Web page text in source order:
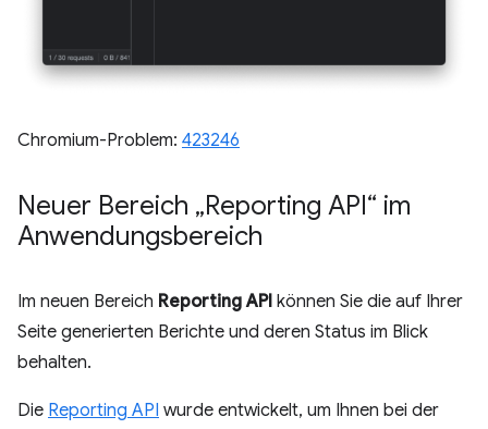
Chromium-Problem: 423246
Neuer Bereich „Reporting API“ im
Anwendungsbereich
Im neuen Bereich Reporting API können Sie die auf Ihrer
Seite generierten Berichte und deren Status im Blick
behalten.
Die Reporting API wurde entwickelt, um Ihnen bei der